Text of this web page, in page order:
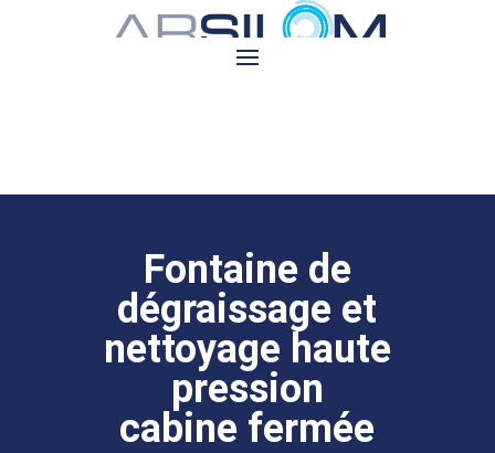
Fontaine de
dégraissage et
nettoyage haute
pression
cabine fermée